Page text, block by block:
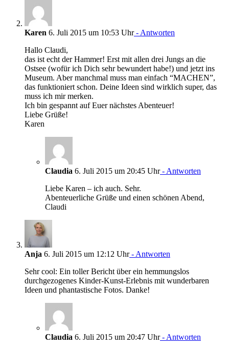
Karen 6. Juli 2015 um 10:53 Uhr- Antworten
Hallo Claudi,
das ist echt der Hammer! Erst mit allen drei Jungs an die
Ostsee (wofür ich Dich sehr bewundert habe!) und jetzt ins
Museum. Aber manchmal muss man einfach “MACHEN”,
das funktioniert schon. Deine Ideen sind wirklich super, das
muss ich mir merken.
Ich bin gespannt auf Euer nächstes Abenteuer!
Liebe Grüße!
Karen
Claudia 6. Juli 2015 um 20:45 Uhr- Antworten
Liebe Karen – ich auch. Sehr.
Abenteuerliche Grüße und einen schönen Abend,
Claudi
Anja 6. Juli 2015 um 12:12 Uhr- Antworten
Sehr cool: Ein toller Bericht über ein hemmungslos
durchgezogenes Kinder-Kunst-Erlebnis mit wunderbaren
Ideen und phantastische Fotos. Danke!
Claudia 6. Juli 2015 um 20:47 Uhr- Antworten